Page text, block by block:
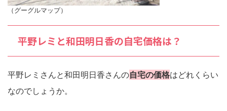
（グーグルマップ）
平野レミと和田明日香の自宅価格は？
平野レミさんと和田明日香さんの自宅の価格はどれくらい
なのでしょうか。